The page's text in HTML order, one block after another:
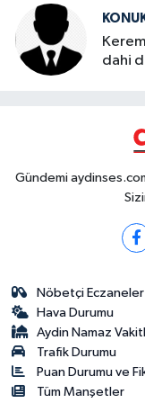
dahi
Gündemi
Nöbetçi Eczaneler
Hava Durumu
Aydin Namaz
Trafik Durumu
Puan Durumu ve
Tüm Manşetler